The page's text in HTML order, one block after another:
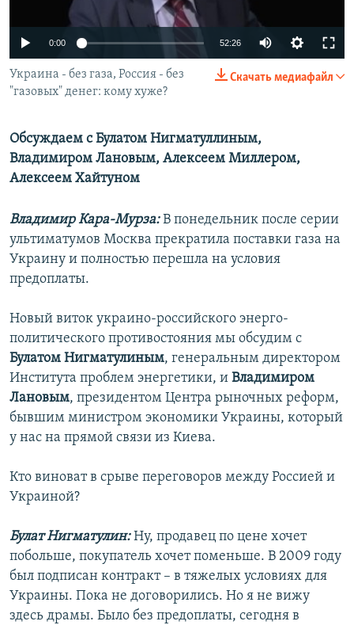
СОЦИАЛЬНЫЕ СЕТИ
0:00 52:26
Скачать медиафайл
Украина - без газа, Россия - без
"газовых" денег: кому хуже?
Обсуждаем с Булатом Нигматуллиным,
Владимиром Лановым, Алексеем Миллером,
Алексеем Хайтуном
Владимир Кара-Мурза:В понедельник после серии
ультиматумов Москва прекратила поставки газа на
Украину и полностью перешла на условия
предоплаты.
Новый виток украино-российского энерго-
политического противостояния мы обсудим с
Булатом Нигматулиным, генеральным директором
Института проблем энергетики, и Владимиром
Лановым, президентом Центра рыночных реформ,
бывшим министром экономики Украины, который
у нас на прямой связи из Киева.
Кто виноват в срыве переговоров между Россией и
Украиной?
Булат Нигматулин:Ну, продавец по цене хочет
побольше, покупатель хочет поменьше. В 2009 году
был подписан контракт – в тяжелых условиях для
Украины. Пока не договорились. Но я не вижу
здесь драмы. Было без предоплаты, сегодня в